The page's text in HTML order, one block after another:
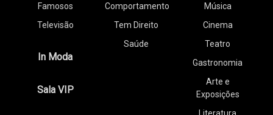
Famosos
Televisão
In Moda
Sala VIP
Comportamento
Tem Direito
Saúde
Música
Cinema
Teatro
Gastronomia
Arte e
Exposições
Literatura